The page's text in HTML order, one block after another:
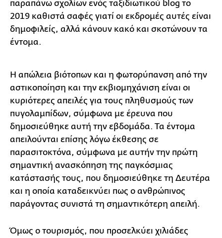
παραπάνω σχολίων ενός ταξιδιωτικού blog το
2019 καθιστά σαφές γιατί οι εκδρομές αυτές είναι
δημοφιλείς, αλλά κάνουν κακό και σκοτώνουν τα
έντομα.
Η απώλεια βιότοπων και η φωτορύπανση από την
αστικοποίηση και την εκβιομηχάνιση είναι οι
κυριότερες απειλές για τους πληθυσμούς των
πυγολαμπίδων, σύμφωνα με έρευνα που
δημοσιεύθηκε αυτή την εβδομάδα. Τα έντομα
απειλούνται επίσης λόγω έκθεσης σε
παρασιτοκτόνα, σύμφωνα με αυτήν την πρώτη
σημαντική ανασκόπηση της παγκόσμιας
κατάστασής τους, που δημοσιεύθηκε τη Δευτέρα
και η οποία καταδεικνύει πως ο ανθρώπινος
παράγοντας συνιστά τη σημαντικότερη απειλή.
Όμως ο τουρισμός, που προσελκύει χιλιάδες